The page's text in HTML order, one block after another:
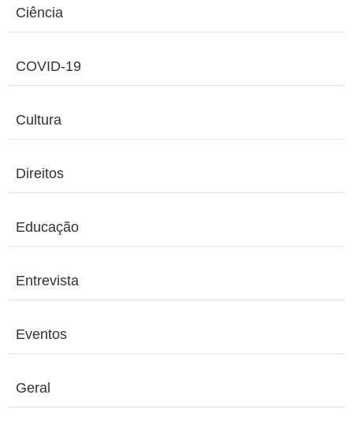
Ciência
COVID-19
Cultura
Direitos
Educação
Entrevista
Eventos
Geral